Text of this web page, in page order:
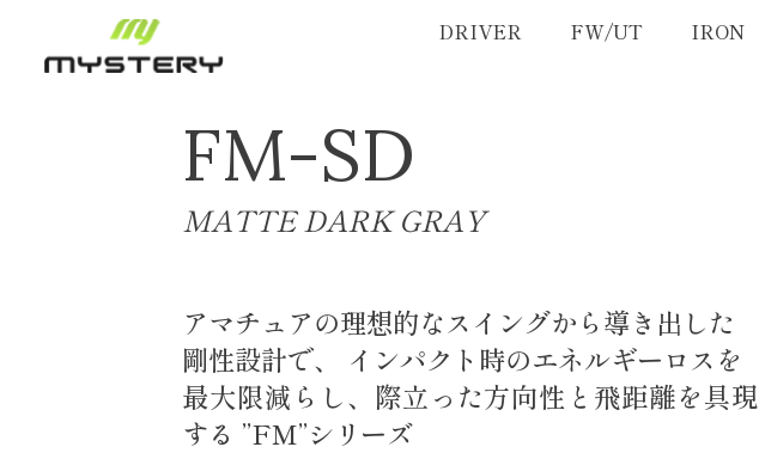
DRIVER FW/UT IRON
FM-SD
MATTE DARK GRAY
アマチュアの理想的なスイングから導き出した
剛性設計で、 インパクト時のエネルギーロスを
最大限減らし、際立った方向性と飛距離を具
する ”FM”シリーズ